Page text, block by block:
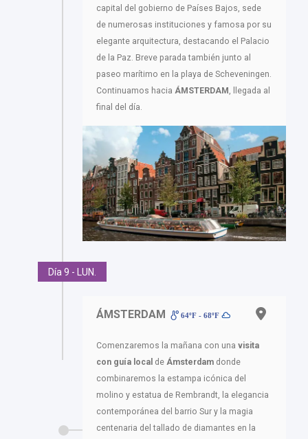
capital del gobierno de Países Bajos, sede
de numerosas instituciones y famosa por su
elegante arquitectura, destacando el Palacio
de la Paz. Breve parada también junto al
paseo marítimo en la playa de Scheveningen.
Continuamos hacia ÁMSTERDAM , llegada al
final del día.
Día 9 - LUN.
ÁMSTERDAM 64ºF - 68ºF
Comenzaremos la mañana con una visita
con guía local de Ámsterdam donde
combinaremos la estampa icónica del
molino y estatua de Rembrandt, la elegancia
contemporánea del barrio Sur y la magia
centenaria del tallado de diamantes en la